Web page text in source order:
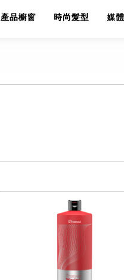
產品櫥窗 時尚髮型 媒